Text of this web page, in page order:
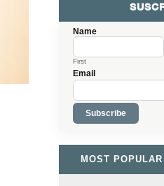
Name
First
Email
MOST